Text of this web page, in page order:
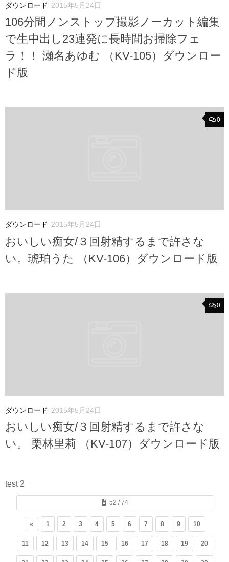
ダウンロード 2015年5月24日
106分間ノンストップ撮影ノーカット編集
で生中出し23連発に長時間お掃除フェ
ラ！！ 瀬名あゆむ （KV-105）ダウンロー
ド版
0
ダウンロード 2015年5月24日
おいしい痴女/３回射精するまで許さな
い。琥珀うた （KV-106）ダウンロード版
0
ダウンロード 2015年5月24日
おいしい痴女/３回射精するまで許さな
い。 栗林里莉 （KV-107）ダウンロード版
test 2
52 / 74
« 1 2 3 4 5 6 7 8 9 10
11 12 13 14 15 16 17 18 19 20